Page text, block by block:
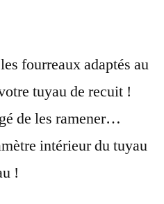
fourreaux adaptés au
tuyau de recuit !
de les ramener…
intérieur du tuyau
!